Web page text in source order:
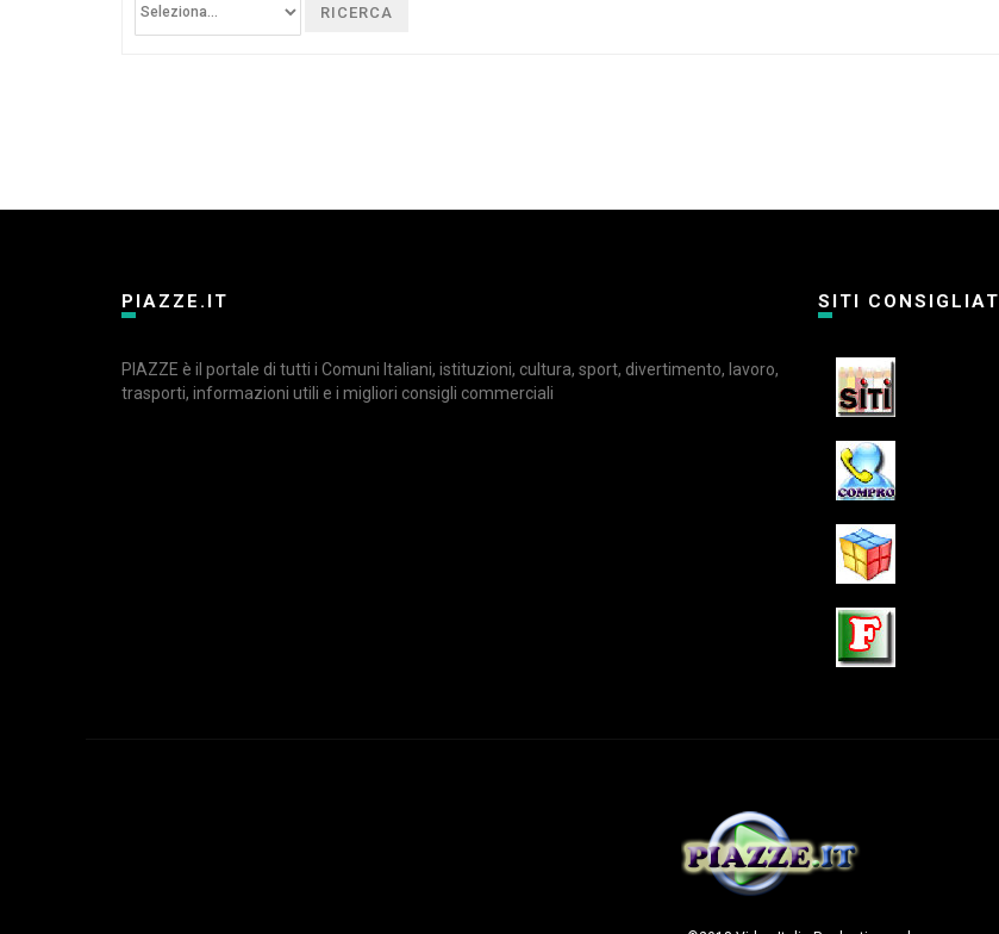
RICERCA
PIAZZE.IT
PIAZZE è il portale di tutti i Comuni Italiani, istituzioni, cultura, sport, divertimento, lavoro,
trasporti, informazioni utili e i migliori consigli commerciali
SITI CONSIGLIATI